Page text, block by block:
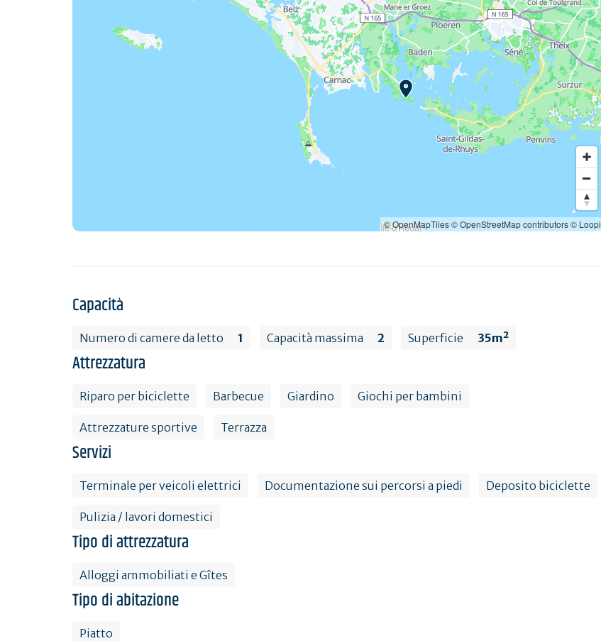
© OpenMapTiles© OpenStreetMap contributors© Loopi
Capacità
Numero di camere da letto 1 Capacità massima 2 Superficie 35m²
Attrezzatura
Riparo per biciclette Barbecue Giardino Giochi per bambini
Attrezzature sportive Terrazza
Servizi
Terminale per veicoli elettrici Documentazione sui percorsi a piedi Deposito biciclette
Pulizia / lavori domestici
Tipo di attrezzatura
Alloggi ammobiliati e Gîtes
Tipo di abitazione
Piatto